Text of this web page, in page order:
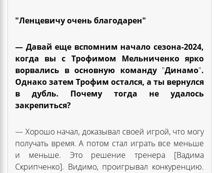
"Ленцевичу очень благодарен"
— Давай еще вспомним начало сезона-2024,
когда вы с Трофимом Мельниченко ярко
ворвались в основную команду "Динамо".
Однако затем Трофим остался, а ты вернулся
в дубль. Почему тогда не удалось
закрепиться?
— Хорошо начал, доказывал своей игрой, что могу
получать время. А потом стал играть все меньше
и меньше. Это решение тренера [Вадима
Скрипченко]. Видимо, проигрывал конкуренцию.